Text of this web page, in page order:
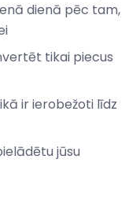
dienā pēc tam,
tikai piecus
ir ierobežoti līdz
jūsu